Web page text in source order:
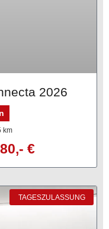
2026
km
€
TAGESZULASSUNG